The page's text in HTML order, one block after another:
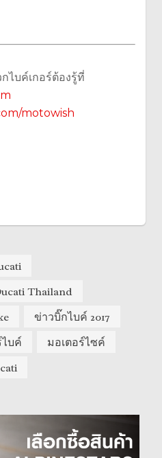
ไบค์เกอร์ต้องรู้ที่
motowish
Thailand
ข่าวบิ๊กไบค์ 2017
บค์
มอเตอร์ไซค์